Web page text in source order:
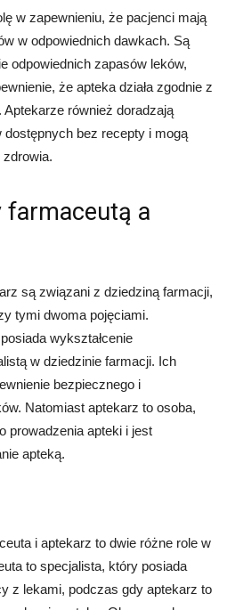
w zapewnieniu, że pacjenci mają
w odpowiednich dawkach. Są
odpowiednich zapasów leków,
że apteka działa zgodnie z
również doradzają
bez recepty i mogą
farmaceutą a
są związani z dziedziną farmacji,
tymi dwoma pojęciami.
wykształcenie
w dziedzinie farmacji. Ich
bezpiecznego i
Natomiast aptekarz to osoba,
prowadzenia apteki i jest
apteką.
i aptekarz to dwie różne role w
to specjalista, który posiada
z lekami, podczas gdy aptekarz to